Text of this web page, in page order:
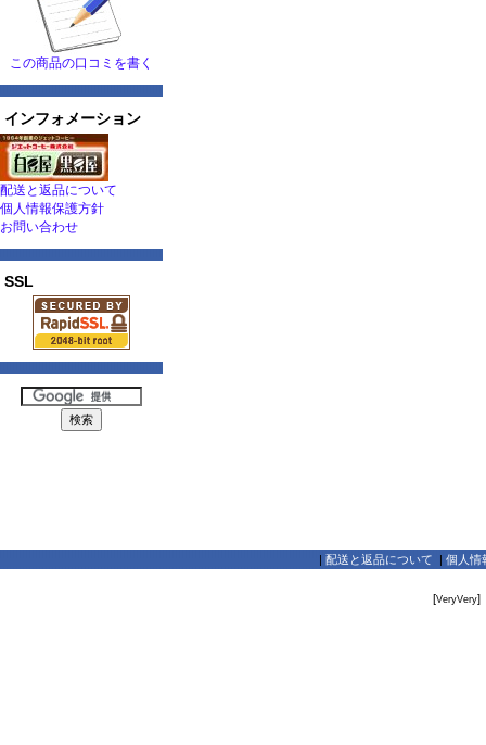
この商品の口コミを書く
インフォメーション
配送と返品について
個人情報保護方針
お問い合わせ
SSL
| 配送と返品について | 個人情
[VeryVery]